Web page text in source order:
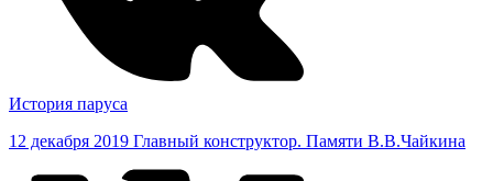
История паруса
12 декабря 2019 Главный конструктор. Памяти В.В.Чайкина